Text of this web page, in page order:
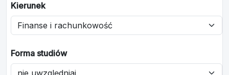
Kierunek
Forma studiów